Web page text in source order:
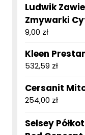
Ludwik
Zmywarki
9,00 zł
Kleen
532,59 zł
Cersanit
254,00 zł
Selsey